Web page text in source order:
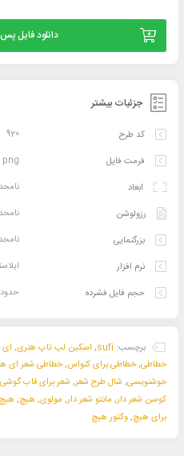
دانلود فایل
جزئیات بیشتر
کد طرح
920
فرمت فایل
ابعاد
رزولوشن
بزرگنمایی
نرم افزار
حجم فایل فشرده
حدود 1 مگابایت
برچسب: sufi
, اسکین لپ تاپ هنری,
خطاطی,خطاطی برای کنواس,خطاطی شعر ای
خوشنویسی, شال طرح شعر, شعر برای قاب گوشی
کوسن شعر دار, مانتو شعر دار, مولوی, هیچ, هیچ
برای هیچ,وکتور هیچ